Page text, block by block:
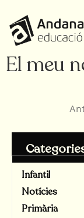
El meu
Infantil
Notícies
Primària